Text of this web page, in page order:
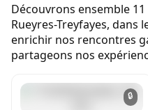
Découvrons ensemble
Rueyres-Treyfayes,
enrichir nos rencontres
partageons nos
🔒